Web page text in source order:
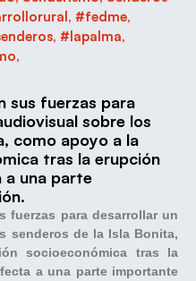
, #fedme,
, #lapalma,
,
sus fuerzas para
sobre los
como apoyo a la
tras la erupción
a una parte
fuerzas para desarrollar un
senderos de la Isla Bonita,
socioeconómica tras la
a una parte importante